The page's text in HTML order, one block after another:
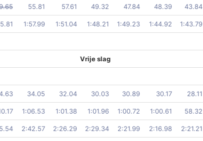
55.81 57.61 49.32 47.84 48.39 43.84
1:57.99 1:51.04 1:48.21 1:49.23 1:44.92 1:43.79
Vrije slag
34.05 32.04 30.03 30.89 30.17 28.11
1:06.53 1:01.38 1:01.96 1:00.72 1:00.61 58.32
2:42.57 2:26.29 2:29.34 2:21.99 2:16.98 2:21.21